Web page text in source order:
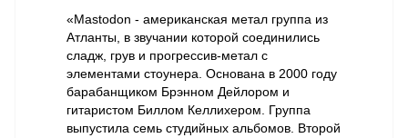
«Mastodon - американская метал группа из
Атланты, в звучании которой соединились
сладж, грув и прогрессив-метал с
элементами стоунера. Основана в 2000 году
барабанщиком Брэнном Дейлором и
гитаристом Биллом Келлихером. Группа
выпустила семь студийных альбомов. Второй